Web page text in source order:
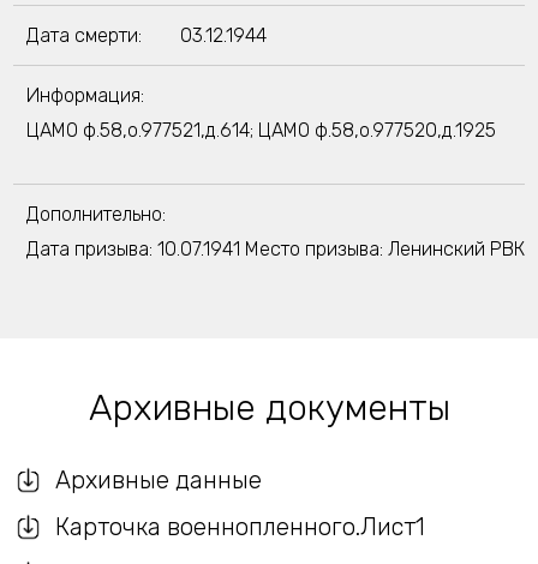
Дата смерти: 03.12.1944
Информация:
ЦАМО ф.58,о.977521,д.614; ЦАМО ф.58,о.977520,д.1925
Дополнительно:
Дата призыва: 10.07.1941 Место призыва: Ленинский РВК
Архивные документы
Архивные данные
Карточка военнопленного.Лист1